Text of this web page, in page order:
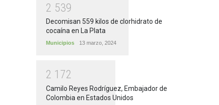
2 539
Decomisan 559 kilos de clorhidrato de
cocaína en La Plata
Municipios 13 marzo, 2024
2 1 72
Camilo Reyes Rodríguez, Embajador de
Colombia en Estados Unidos